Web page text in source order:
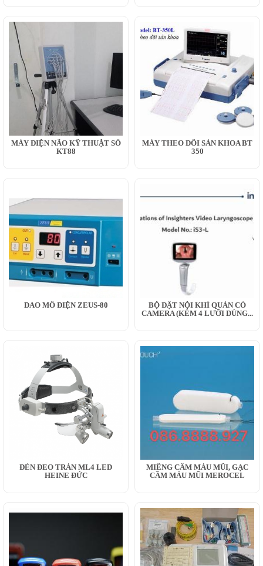
MÁY ĐIỆN NÃO KỸ THUẬT SỐ
KT88
MÁY THEO DÕI SẢN KHOA BT
350
DAO MỔ ĐIỆN ZEUS-80
BỘ ĐẶT NỘI KHÍ QUẢN CÓ
CAMERA (KÈM 4 LƯỠI DÙNG...
ĐÈN ĐEO TRÁN ML4 LED
HEINE ĐỨC
MIẾNG CẦM MÁU MŨI, GẠC
CẦM MÁU MŨI MEROCEL